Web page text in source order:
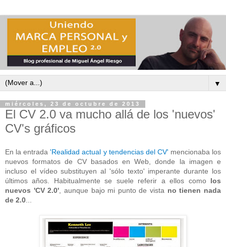
▼
miércoles, 23 de octubre de 2013
El CV 2.0 va mucho allá de los 'nuevos'
CV's gráficos
En la entrada'Realidad actual y tendencias del CV' mencionaba los
nuevos formatos de CV basados en Web, donde la imagen e
incluso el vídeo substituyen al 'sólo texto' imperante durante los
últimos años. Habitualmente se suele referir a ellos como los
nuevos 'CV 2.0', aunque bajo mi punto de vista no tienen nada
de 2.0...